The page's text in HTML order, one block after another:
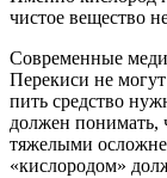
чистое вещество
Современные
Перекиси не
пить средство
должен понимать,
тяжелыми
«кислородом»